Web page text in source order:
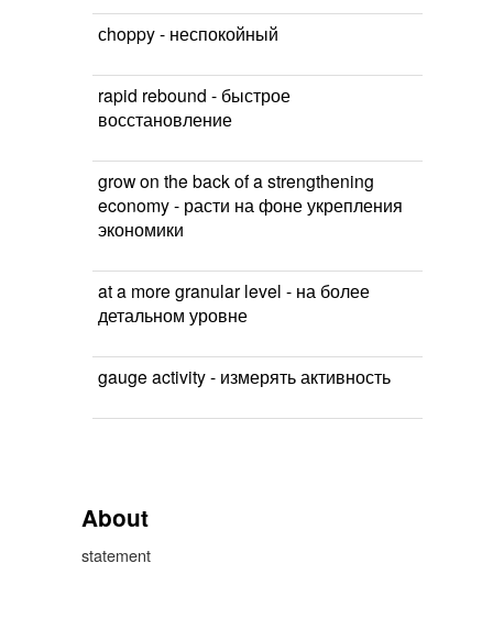
сhoppy - неспокойный
rapid rebound - быстрое
восстановление
grow on the back of a strengthening
economy - расти на фоне укрепления
экономики
at a more granular level - на более
детальном уровне
gauge activity - измерять активность
About
statement